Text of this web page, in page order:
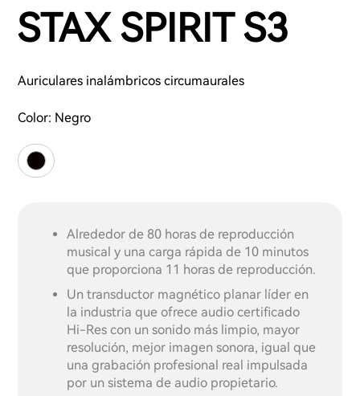
STAX SPIRIT S3
Auriculares inalámbricos circumaurales
Color: Negro
Alrededor de 80 horas de reproducción
musical y una carga rápida de 10 minutos
que proporciona 11 horas de reproducción.
Un transductor magnético planar líder en
la industria que ofrece audio certificado
Hi-Res con un sonido más limpio, mayor
resolución, mejor imagen sonora, igual que
una grabación profesional real impulsada
por un sistema de audio propietario.